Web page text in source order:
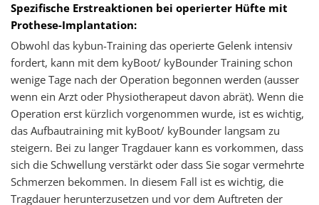
Spezifische Erstreaktionen bei operierter Hüfte mit
Prothese-Implantation:
Obwohl das kybun-Training das operierte Gelenk intensiv
fordert, kann mit dem kyBoot/ kyBounder Training schon
wenige Tage nach der Operation begonnen werden (ausser
wenn ein Arzt oder Physiotherapeut davon abrät). Wenn die
Operation erst kürzlich vorgenommen wurde, ist es wichtig,
das Aufbautraining mit kyBoot/ kyBounder langsam zu
steigern. Bei zu langer Tragdauer kann es vorkommen, dass
sich die Schwellung verstärkt oder dass Sie sogar vermehrte
Schmerzen bekommen. In diesem Fall ist es wichtig, die
Tragdauer herunterzusetzen und vor dem Auftreten der